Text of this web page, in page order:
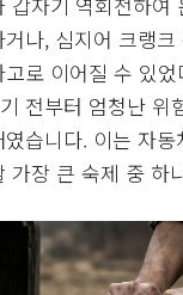
나, 심지어 크랭
로 이어질 수 있
전부터 엄청난 위
습니다. 이는 자동
가장 큰 숙제 중 하